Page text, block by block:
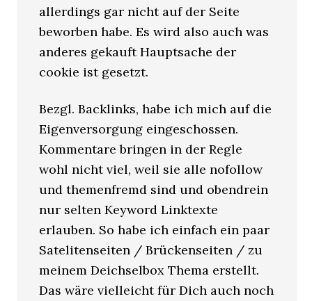
allerdings gar nicht auf der Seite
beworben habe. Es wird also auch was
anderes gekauft Hauptsache der
cookie ist gesetzt.
Bezgl. Backlinks, habe ich mich auf die
Eigenversorgung eingeschossen.
Kommentare bringen in der Regle
wohl nicht viel, weil sie alle nofollow
und themenfremd sind und obendrein
nur selten Keyword Linktexte
erlauben. So habe ich einfach ein paar
Satelitenseiten / Brückenseiten / zu
meinem Deichselbox Thema erstellt.
Das wäre vielleicht für Dich auch noch